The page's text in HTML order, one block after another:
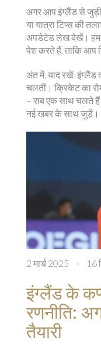
अगर आप इंग्लैंड से जुड़ी
या यात्रा टिप्स की
अपडेटेड लेख देखें। हम
पेश करते हैं, ताकि आप
अंत में, याद रखें: इंग्लैंड
चलतीं। क्रिकेट का
– सब एक साथ चलते
नई खबर के साथ जुड़ें।
2 मार्च 2025 · 16
इंग्लैंड के
रणनीति:
तैयारी